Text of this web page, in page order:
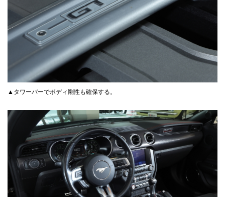
▲タワーバーでボディ剛性も確保する。